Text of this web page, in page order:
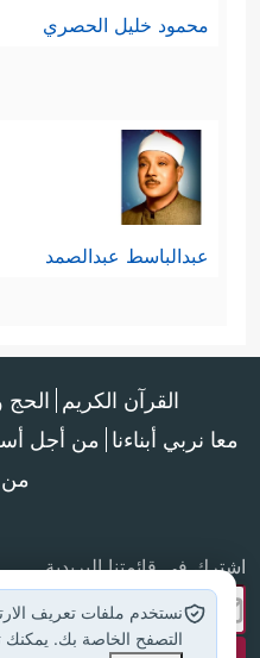
محمود خليل الحصري
عبدالباسط عبدالصمد
القرآن الكريم الحج
معا نربي أبناءنا من أجل
اشترك في قائمتنا البريدية
نستخدم ملفات تعريف
التصفح الخاصة بك.